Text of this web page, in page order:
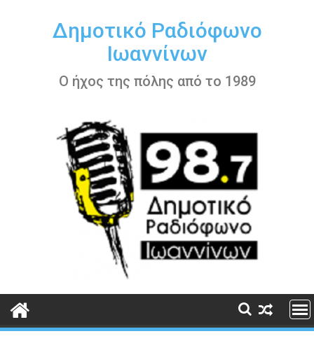
περιεχόμενοΔημοτικό Ραδιόφωνο
Ιωαννίνων
Ο ήχος της πόλης από το 1989